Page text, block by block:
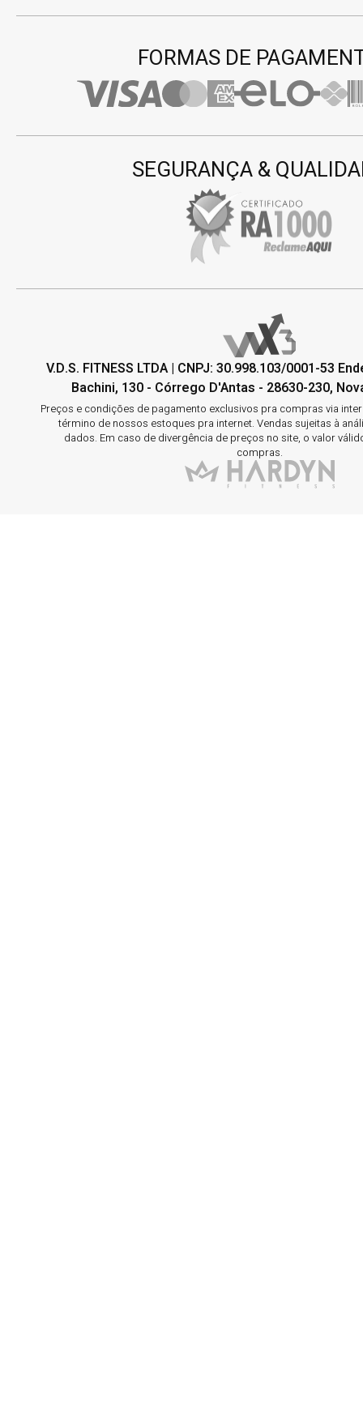
SEGURANÇA &
FORMAS DE
V.D.S. FITNESS LTDA | CNPJ: 30.998.103/0001-53
Bachini, 130 - Córrego D'Antas - 28630-230,
Preços e condições de pagamento exclusivos pra compras via
término de nossos estoques pra internet. Vendas sujeitas à
dados. Em caso de divergência de preços no site, o valor
compras.